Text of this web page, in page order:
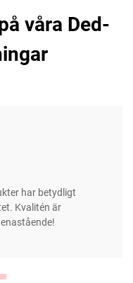
våra Ded-
har betydligt
Kvalitén är